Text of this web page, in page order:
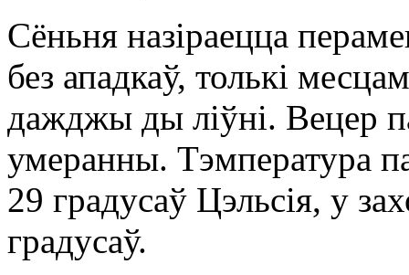
Сёньня назіраецца
без ападкаў, толькі
дажджы ды ліўні. Вецер
умеранны. Тэмпература
29 градусаў Цэльсія, у
градусаў.